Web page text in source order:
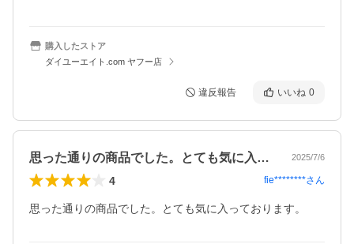
購入したストア
ダイユーエイト.com ヤフー店
違反報告 いいね 0
思った通りの商品でした。とても気に入っ… 2025/7/6
4 fie********さん
思った通りの商品でした。とても気に入っております。